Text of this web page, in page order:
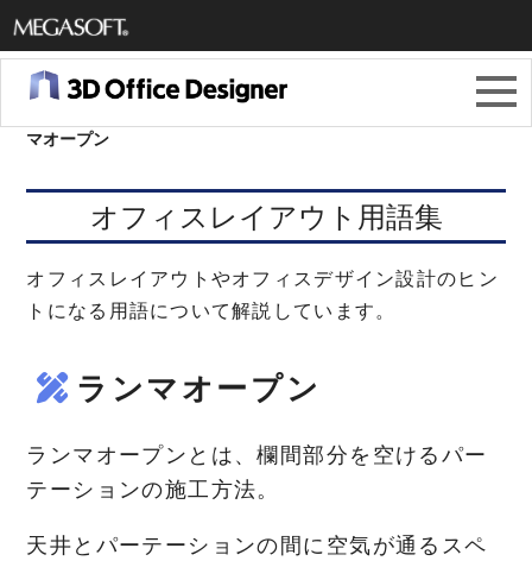
メガソ
フト株
式会社
マオープン
オフィスレイアウト用語集
オフィスレイアウトやオフィスデザイン設計のヒン
トになる用語について解説しています。
ランマオープン
ランマオープンとは、欄間部分を空けるパー
テーションの施工方法。
天井とパーテーションの間に空気が通るスペ